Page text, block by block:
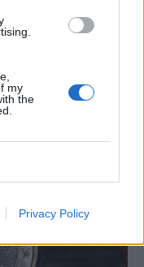
my
the
Privacy Policy
παρελθόν ότι
οικονομία να
επέκταση. Χωρίς
στην κρίση.